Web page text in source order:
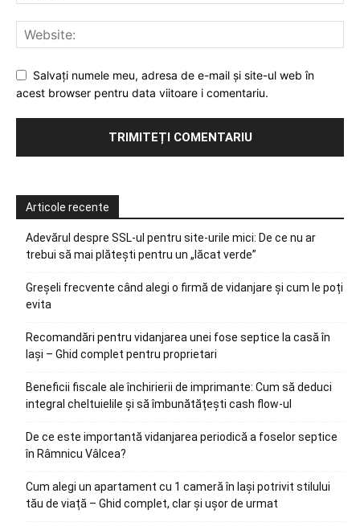
Salvați numele meu, adresa de e-mail și site-ul web în
acest browser pentru data viitoare i comentariu.
Articole recente
Adevărul despre SSL-ul pentru site-urile mici: De ce nu ar
trebui să mai plătești pentru un „lăcat verde”
Greșeli frecvente când alegi o firmă de vidanjare și cum le poți
evita
Recomandări pentru vidanjarea unei fose septice la casă în
Iași – Ghid complet pentru proprietari
Beneficii fiscale ale închirierii de imprimante: Cum să deduci
integral cheltuielile și să îmbunătățești cash flow-ul
De ce este importantă vidanjarea periodică a foselor septice
în Râmnicu Vâlcea?
Cum alegi un apartament cu 1 cameră în Iași potrivit stilului
tău de viață – Ghid complet, clar și ușor de urmat